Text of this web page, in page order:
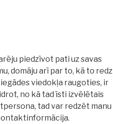
piedzīvot pati uz savas
domāju arī par to, kā to redz
viedokļa raugoties, ir
no kā tad īsti izvēlētais
tad var redzēt manu